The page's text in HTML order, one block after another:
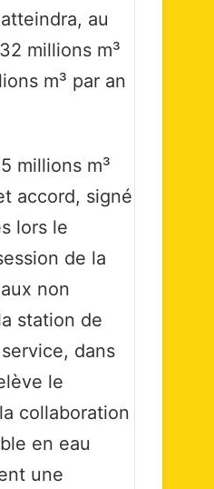
au
millions m³
m³ par an
millions m³
accord, signé
lors le
de la
non
station de
dans
le
collaboration
en eau
une